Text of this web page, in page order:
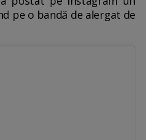
pe o bandă de alergat de